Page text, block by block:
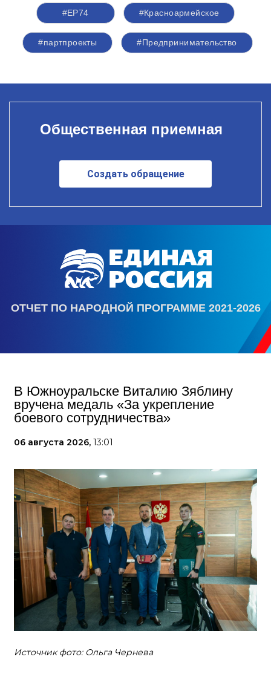
#ЕР74 #Красноармейское
#партпроекты #Предпринимательство
Общественная приемная
Создать обращение
ОТЧЕТ ПО НАРОДНОЙ ПРОГРАММЕ 2021-2026
В Южноуральске Виталию Зяблину
вручена медаль «За укрепление
боевого сотрудничества»
06 августа 2026, 13:01
Источник фото: Ольга Чернева